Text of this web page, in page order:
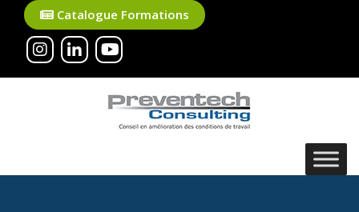
Catalogue Formations